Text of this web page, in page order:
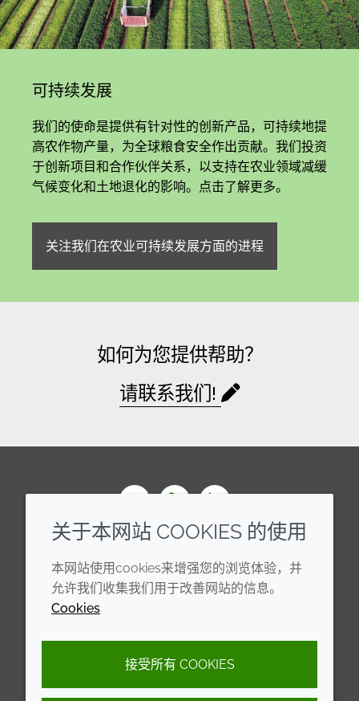
可持续发展
我们的使命是提供有针对性的创新产品，可持续地提
高农作物产量，为全球粮食安全作出贡献。我们投资
于创新项目和合作伙伴关系，以支持在农业领域减缓
气候变化和土地退化的影响。点击了解更多。
关注我们在农业可持续发展方面的进程
如何为您提供帮助？
请联系我们!
企业
年度报告
可持续发展报告
禾大集团
法律信息
条款和条件
隐私政策
可访问性声明
关于本网站 COOKIES 的使用
本网站使用cookies来增强您的浏览体验，并
允许我们收集我们用于改善网站的信息。
Cookies
接受所有 COOKIES